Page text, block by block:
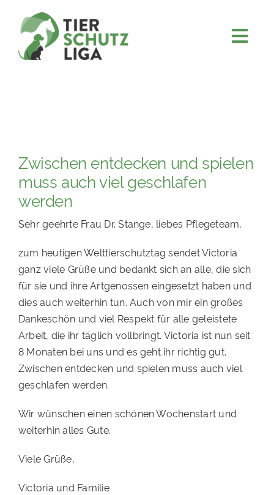
content
FÖRDERN & VERERBEN
KOOPERATIONEN
TIERHEIME
PATENSCHAFTEN
HELFER WERDEN
RATGEBER
Zwischen entdecken und spielen
muss auch viel geschlafen
werden
Sehr geehrte Frau Dr. Stange, liebes Pflegeteam,
zum heutigen Welttierschutztag sendet Victoria
ganz viele Grüße und bedankt sich an alle, die sich
für sie und ihre Artgenossen eingesetzt haben und
dies auch weiterhin tun. Auch von mir ein großes
Dankeschön und viel Respekt für alle geleistete
Arbeit, die ihr täglich vollbringt. Victoria ist nun seit
8 Monaten bei uns und es geht ihr richtig gut.
Zwischen entdecken und spielen muss auch viel
geschlafen werden.
Wir wünschen einen schönen Wochenstart und
weiterhin alles Gute.
Viele Grüße,
Victoria und Familie